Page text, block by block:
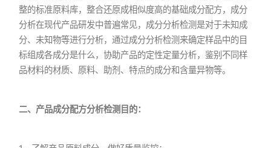
整的标准原料库，整合还原成相似度高的基础成分配方，成分
分析在现代产品研发中普遍常见，成分分析检测是对于未知成
分、未知物等进行分析，通过成分分析检测来确定样品中的目
标组成各成分是什么，协助产品的定性定量分析，鉴别不同样
品材料的材质、原料、助剂、特点的成分和含量异物等。
二、产品成分配方分析检测目的：